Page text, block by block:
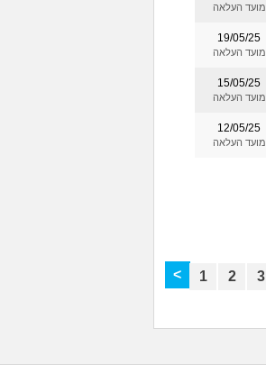
מועד העלאה
19/05/25
מועד העלאה
15/05/25
מועד העלאה
12/05/25
מועד העלאה
< 1 2 3